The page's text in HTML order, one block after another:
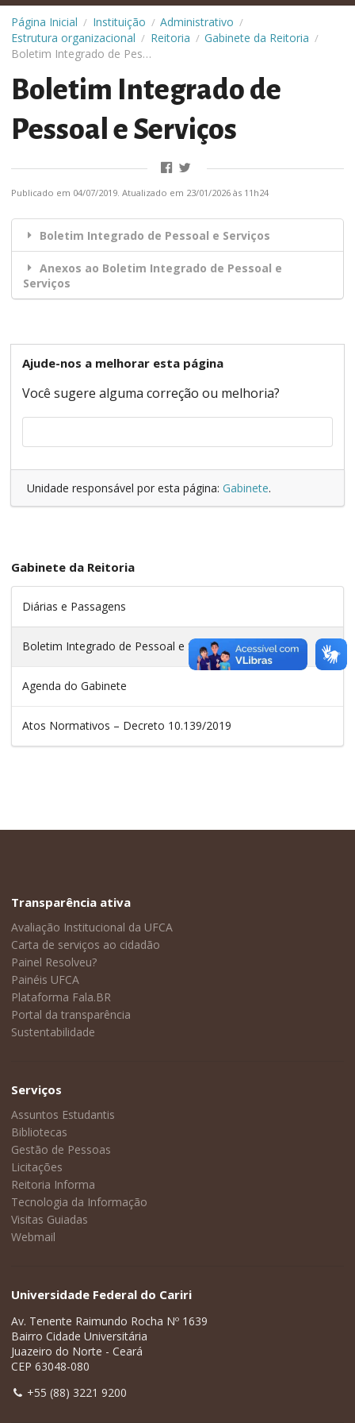
Página Inicial / Instituição / Administrativo /
Estrutura organizacional / Reitoria / Gabinete da Reitoria /
Boletim Integrado de Pessoal e Serviços
Boletim Integrado de
Pessoal e Serviços
Publicado em 04/07/2019. Atualizado em 23/01/2026 às 11h24
Boletim Integrado de Pessoal e Serviços
Anexos ao Boletim Integrado de Pessoal e
Serviços
Ajude-nos a melhorar esta página
Você sugere alguma correção ou melhoria?
Unidade responsável por esta página: Gabinete.
Gabinete da Reitoria
Diárias e Passagens
Boletim Integrado de Pessoal e Serviços
Agenda do Gabinete
Atos Normativos – Decreto 10.139/2019
Transparência ativa
Avaliação Institucional da UFCA
Carta de serviços ao cidadão
Painel Resolveu?
Painéis UFCA
Plataforma Fala.BR
Portal da transparência
Sustentabilidade
Serviços
Assuntos Estudantis
Bibliotecas
Gestão de Pessoas
Licitações
Reitoria Informa
Tecnologia da Informação
Visitas Guiadas
Webmail
Universidade Federal do Cariri
Av. Tenente Raimundo Rocha Nº 1639
Bairro Cidade Universitária
Juazeiro do Norte - Ceará
CEP 63048-080
+55 (88) 3221 9200